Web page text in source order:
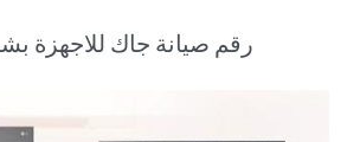
رقم صيانة جاك للاجهزة